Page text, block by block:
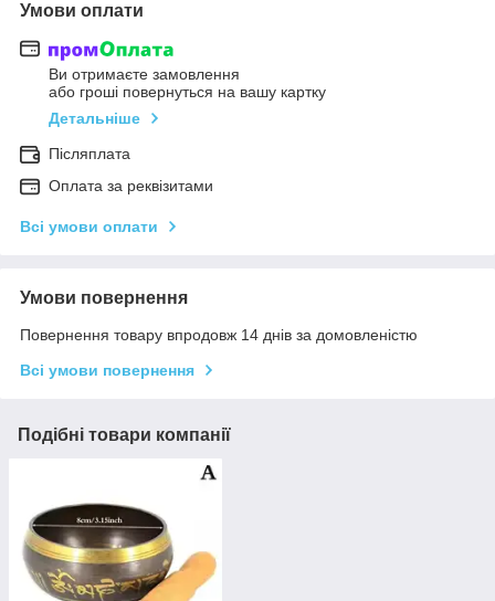
Умови оплати
Ви отримаєте замовлення
або гроші повернуться на вашу картку
Детальніше
Післяплата
Оплата за реквізитами
Всі умови оплати
Умови повернення
Повернення товару впродовж 14 днів за домовленістю
Всі умови повернення
Подібні товари компанії